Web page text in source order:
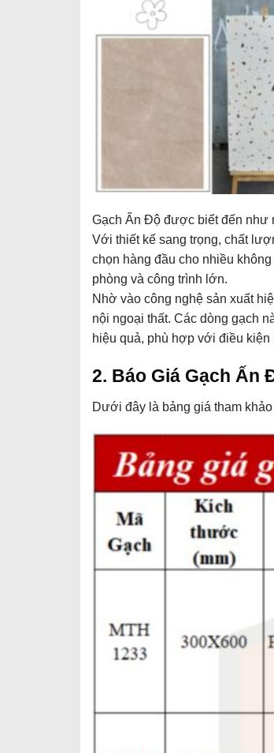
Gạch Ấn Độ được biết đến như
Với thiết kế sang trọng, chất
chọn hàng đầu cho nhiều
phòng và công trình lớn.
Nhờ vào công nghệ sản xuất
nội ngoại thất. Các dòng gạch
hiệu quả, phù hợp với điều kiện
2. Báo Giá Gạch Ấn
Dưới đây là bảng giá tham